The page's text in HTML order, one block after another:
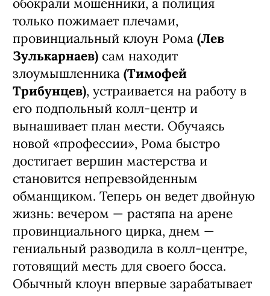
только пожимает плечами,
провинциальный клоун Рома (Лев
Зулькарнаев) сам находит
злоумышленника (Тимофей
Трибунцев), устраивается на работу в
его подпольный колл-центр и
вынашивает план мести. Обучаясь
новой «профессии», Рома быстро
достигает вершин мастерства и
становится непревзойденным
обманщиком. Теперь он ведет двойную
жизнь: вечером — растяпа на арене
провинциального цирка, днем —
гениальный разводила в колл-центре,
готовящий месть для своего босса.
Обычный клоун впервые зарабатывает